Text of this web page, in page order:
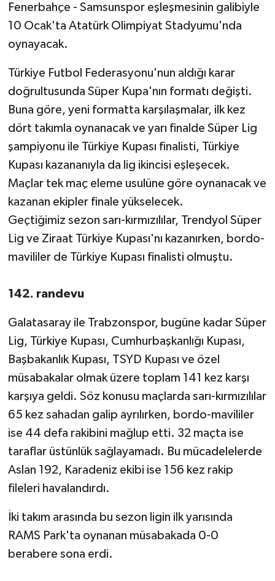
Fenerbahçe - Samsunspor eşleşmesinin galibiyle
10 Ocak'ta Atatürk Olimpiyat Stadyumu'nda
oynayacak.
Türkiye Futbol Federasyonu'nun aldığı karar
doğrultusunda Süper Kupa'nın formatı değişti.
Buna göre, yeni formatta karşılaşmalar, ilk kez
dört takımla oynanacak ve yarı finalde Süper Lig
şampiyonu ile Türkiye Kupası finalisti, Türkiye
Kupası kazananıyla da lig ikincisi eşleşecek.
Maçlar tek maç eleme usulüne göre oynanacak ve
kazanan ekipler finale yükselecek.
Geçtiğimiz sezon sarı-kırmızılılar, Trendyol Süper
Lig ve Ziraat Türkiye Kupası'nı kazanırken, bordo-
mavililer de Türkiye Kupası finalisti olmuştu.
142. randevu
Galatasaray ile Trabzonspor, bugüne kadar Süper
Lig, Türkiye Kupası, Cumhurbaşkanlığı Kupası,
Başbakanlık Kupası, TSYD Kupası ve özel
müsabakalar olmak üzere toplam 141 kez karşı
karşıya geldi. Söz konusu maçlarda sarı-kırmızılılar
65 kez sahadan galip ayrılırken, bordo-mavililer
ise 44 defa rakibini mağlup etti. 32 maçta ise
taraflar üstünlük sağlayamadı. Bu mücadelelerde
Aslan 192, Karadeniz ekibi ise 156 kez rakip
fileleri havalandırdı.
İki takım arasında bu sezon ligin ilk yarısında
RAMS Park'ta oynanan müsabakada 0-0
berabere sona erdi.
Yaşam
Yeme-İçme
Yemek